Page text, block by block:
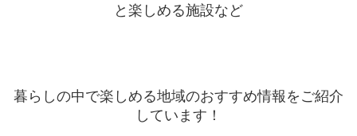
と楽しめる施設など
暮らしの中で楽しめる地域のおすすめ情報をご紹介
しています！